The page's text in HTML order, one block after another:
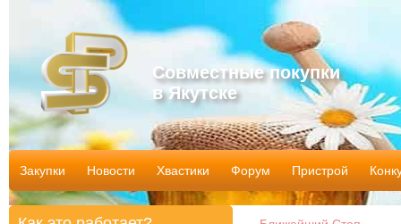
Совместные покупки
в Якутске
Закупки Новости Хвастики Форум Пристрой